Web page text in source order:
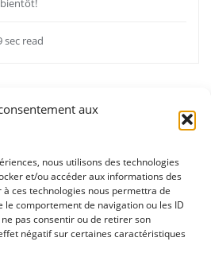
aux
nous utilisons des technologies
et/ou accéder aux informations des
ces technologies nous permettra de
comportement de navigation ou les ID
pas consentir ou de retirer son
négatif sur certaines caractéristiques
sec read
partenaires
Accueil
/ logiciels gratuits
logiciels payants
Blog